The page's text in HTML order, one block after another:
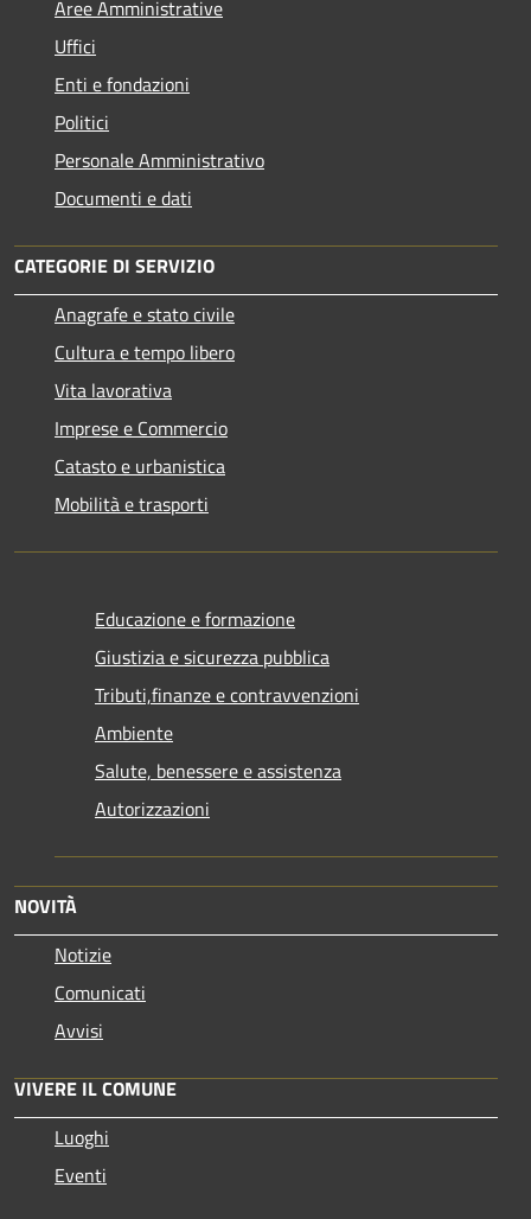
Aree Amministrative
Uffici
Enti e fondazioni
Politici
Personale Amministrativo
Documenti e dati
CATEGORIE DI SERVIZIO
Anagrafe e stato civile
Cultura e tempo libero
Vita lavorativa
Imprese e Commercio
Catasto e urbanistica
Mobilità e trasporti
Educazione e formazione
Giustizia e sicurezza pubblica
Tributi,finanze e contravvenzioni
Ambiente
Salute, benessere e assistenza
Autorizzazioni
NOVITÀ
Notizie
Comunicati
Avvisi
VIVERE IL COMUNE
Luoghi
Eventi